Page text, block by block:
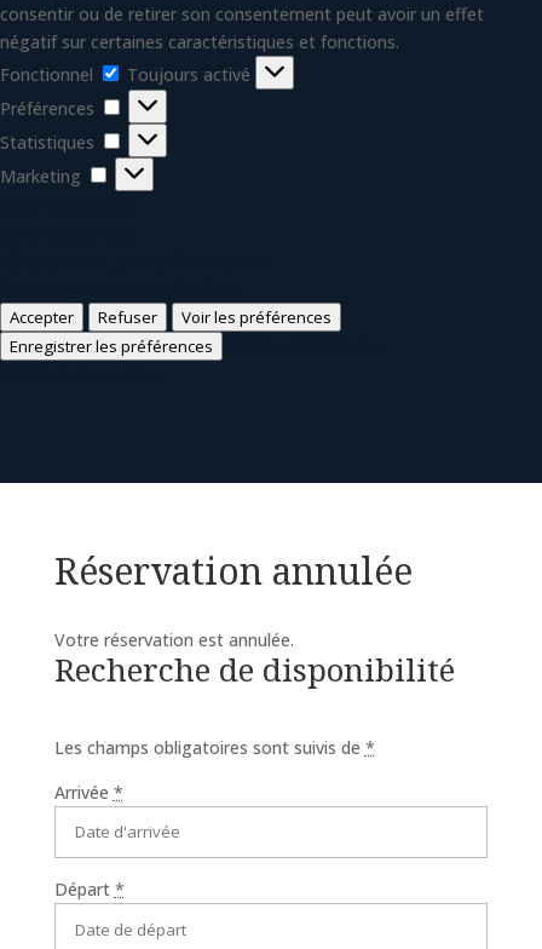
consentir ou de retirer son consentement peut avoir un effet
négatif sur certaines caractéristiques et fonctions.
Fonctionnel
Fonctionnel
Toujours activé
Préférences
Préférences
Statistiques
Statistiques
Marketing
Marketing
Accepter Refuser
Voir les préférences
Enregistrer les préférences
Réservation annulée
Votre réservation est annulée.
Recherche de disponibilité
Les champs obligatoires sont suivis de *
Arrivée *
Départ *